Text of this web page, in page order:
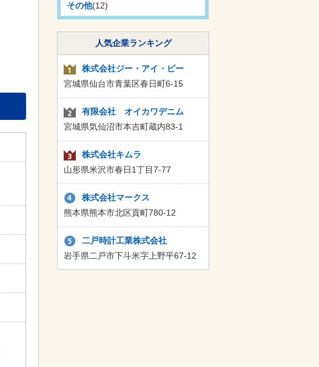
その他(12)
人気企業ランキング
株式会社ジー・アイ・ピー
宮城県仙台市青葉区春日町6-15
有限会社 オイカワデニム
宮城県気仙沼市本吉町蔵内83-1
株式会社キムラ
山形県米沢市春日1丁目7-77
株式会社マークス
熊本県熊本市北区貢町780-12
二戸時計工業株式会社
岩手県二戸市下斗米字上野平67-12